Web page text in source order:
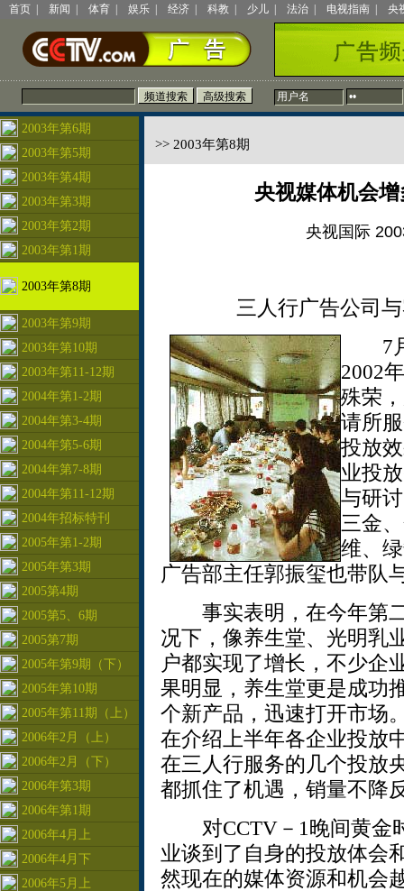
首页 新闻 体育 娱乐 经济 科教 少儿 法治 电视指南 央
2003年第6期
2003年第5期
2003年第4期
2003年第3期
2003年第2期
2003年第1期
2003年第8期
2003年第9期
2003年第10期
2003年第11-12期
2004年第1-2期
2004年第3-4期
2004年第5-6期
2004年第7-8期
2004年第11-12期
2004年招标特刊
2005年第1-2期
2005年第3期
2005第4期
2005第5、6期
2005第7期
2005年第9期（下）
2005年第10期
2005年第11期（上）
2006年2月（上）
2006年2月（下）
2006年第3期
2006年第1期
2006年4月上
2006年4月下
2006年5月上
>> 2003年第8期
央视媒体机会
央视国际
三人行广告公司
7月
2002
殊荣
请所
投放
业投
与研
三金
维、
广告部主任郭振玺也带队
事实表明，在今年第二
况下，像养生堂、光明乳
户都实现了增长，不少企
果明显，养生堂更是成功
个新产品，迅速打开市场
在介绍上半年各企业投放
在三人行服务的几个投放
都抓住了机遇，销量不降
对CCTV－1晚间黄金
业谈到了自身的投放体会
然现在的媒体资源和机会